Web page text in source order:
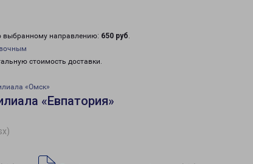
выбранному направлению: 650 руб.
стоимость доставки.
«Омск»
«Евпатория»